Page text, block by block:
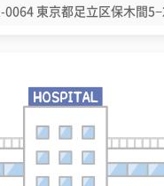
0064 東京都足立区保木間